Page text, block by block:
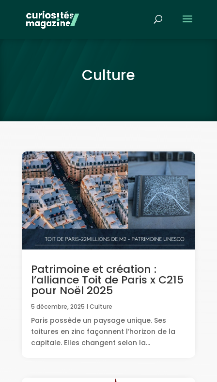
Culture
Patrimoine et création :
l’alliance Toit de Paris x C215
pour Noël 2025
5 décembre, 2025 | Culture
Paris possède un paysage unique. Ses
toitures en zinc façonnent l’horizon de la
capitale. Elles changent selon la...